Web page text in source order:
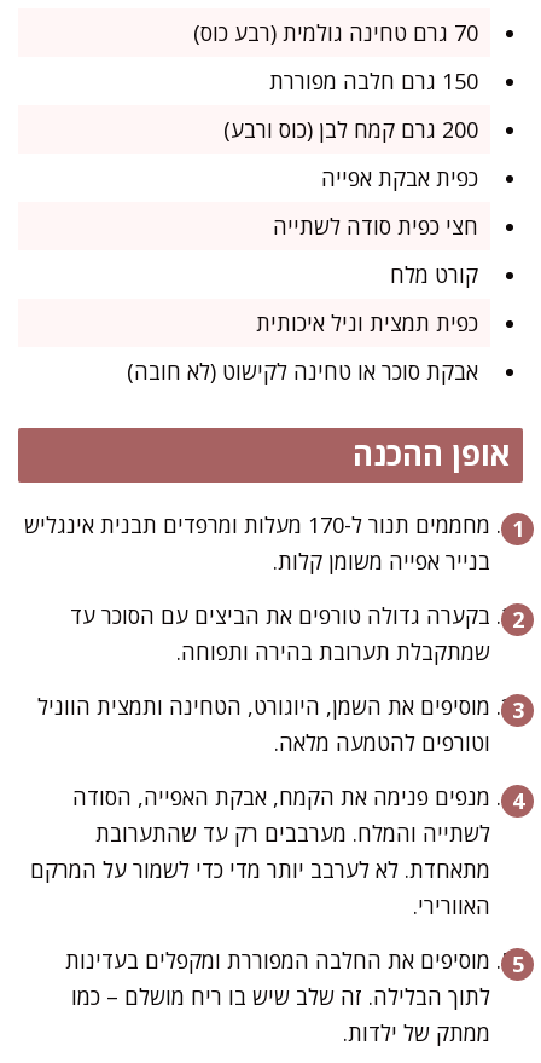
70 גרם טחינה גולמית (רבע כוס)
150 גרם חלבה מפוררת
200 גרם קמח לבן (כוס ורבע)
כפית אבקת אפייה
חצי כפית סודה לשתייה
קורט מלח
כפית תמצית וניל איכותית
אבקת סוכר או טחינה לקישוט (לא חובה)
אופן ההכנה
מחממים תנור ל-170 מעלות ומרפדים תבנית אינגליש
בנייר אפייה משומן קלות.
בקערה גדולה טורפים את הביצים עם הסוכר עד
שמתקבלת תערובת בהירה ותפוחה.
מוסיפים את השמן, היוגורט, הטחינה ותמצית הווניל
וטורפים להטמעה מלאה.
מנפים פנימה את הקמח, אבקת האפייה, הסודה
לשתייה והמלח. מערבבים רק עד שהתערובת
מתאחדת. לא לערבב יותר מדי כדי לשמור על המרקם
האוורירי.
מוסיפים את החלבה המפוררת ומקפלים בעדינות
לתוך הבלילה. זה שלב שיש בו ריח מושלם – כמו
ממתק של ילדות.